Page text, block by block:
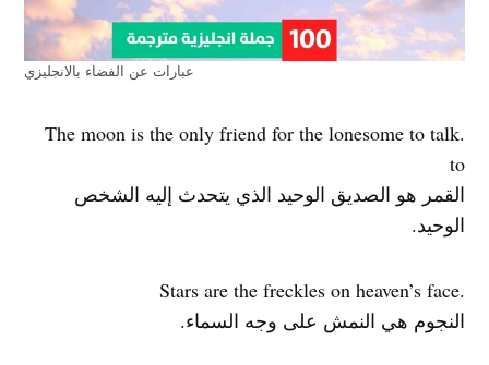
عبارات عن الفضاء بالانجليزي
.The moon is the only friend for the lonesome to talk
to
القمر هو الصديق الوحيد الذي يتحدث إليه الشخص
الوحيد.
.Stars are the freckles on heaven’s face
النجوم هي النمش على وجه السماء.